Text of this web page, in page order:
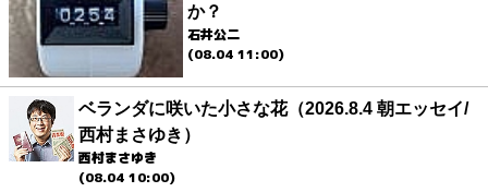
か？
石井公二
(08.04 11:00)
ベランダに咲いた小さな花（2026.8.4 朝エッセイ/
西村まさゆき）
西村まさゆき
(08.04 10:00)